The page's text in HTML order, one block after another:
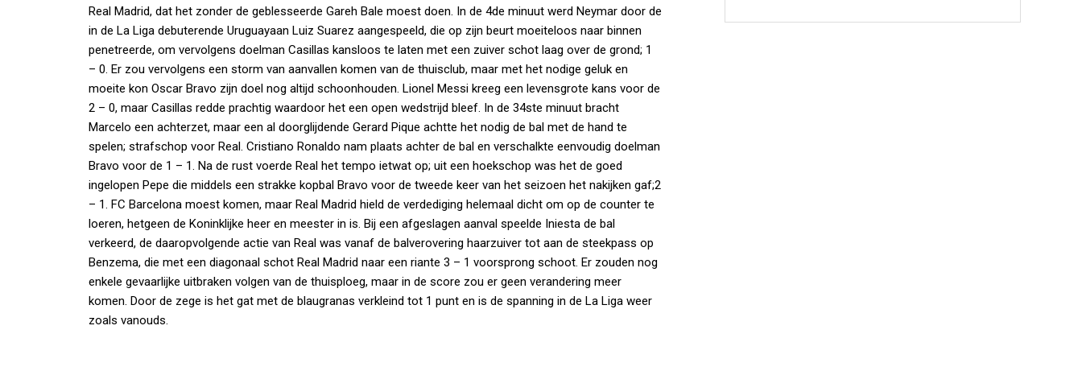
Real Madrid, dat het zonder de geblesseerde Gareh Bale moest doen. In de 4de minuut werd Neymar door de
in de La Liga debuterende Uruguayaan Luiz Suarez aangespeeld, die op zijn beurt moeiteloos naar binnen
penetreerde, om vervolgens doelman Casillas kansloos te laten met een zuiver schot laag over de grond; 1
– 0. Er zou vervolgens een storm van aanvallen komen van de thuisclub, maar met het nodige geluk en
moeite kon Oscar Bravo zijn doel nog altijd schoonhouden. Lionel Messi kreeg een levensgrote kans voor de
2 – 0, maar Casillas redde prachtig waardoor het een open wedstrijd bleef. In de 34ste minuut bracht
Marcelo een achterzet, maar een al doorglijdende Gerard Pique achtte het nodig de bal met de hand te
spelen; strafschop voor Real. Cristiano Ronaldo nam plaats achter de bal en verschalkte eenvoudig doelman
Bravo voor de 1 – 1. Na de rust voerde Real het tempo ietwat op; uit een hoekschop was het de goed
ingelopen Pepe die middels een strakke kopbal Bravo voor de tweede keer van het seizoen het nakijken gaf;2
– 1. FC Barcelona moest komen, maar Real Madrid hield de verdediging helemaal dicht om op de counter te
loeren, hetgeen de Koninklijke heer en meester in is. Bij een afgeslagen aanval speelde Iniesta de bal
verkeerd, de daaropvolgende actie van Real was vanaf de balverovering haarzuiver tot aan de steekpass op
Benzema, die met een diagonaal schot Real Madrid naar een riante 3 – 1 voorsprong schoot. Er zouden nog
enkele gevaarlijke uitbraken volgen van de thuisploeg, maar in de score zou er geen verandering meer
komen. Door de zege is het gat met de blaugranas verkleind tot 1 punt en is de spanning in de La Liga weer
zoals vanouds.